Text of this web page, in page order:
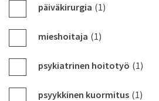
päiväkirurgia (1)
mieshoitaja (1)
psykiatrinen hoitotyö (1)
psyykkinen kuormitus (1)